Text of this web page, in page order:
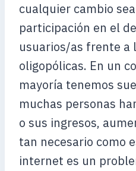
cualquier cambio
participación en el
usuarios/as frente a
oligopólicas. En un
mayoría tenemos
muchas personas
o sus ingresos,
tan necesario como
internet es un